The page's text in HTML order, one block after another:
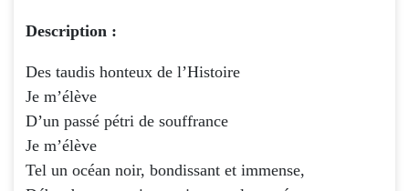
Description :
Des taudis honteux de l’Histoire
Je m’élève
D’un passé pétri de souffrance
Je m’élève
Tel un océan noir, bondissant et immense,